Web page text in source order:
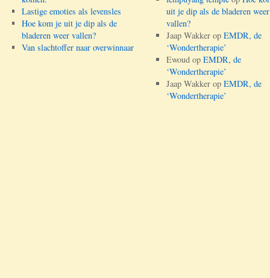
Lastige emoties als levensles
Hoe kom je uit je dip als de
bladeren weer vallen?
Van slachtoffer naar overwinnaar
uit je dip als de bladeren weer
vallen?
Jaap Wakkerop EMDR, de
‘Wondertherapie’
Ewoudop EMDR, de
‘Wondertherapie’
Jaap Wakkerop EMDR, de
‘Wondertherapie’